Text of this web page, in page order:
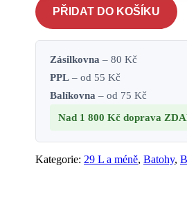
PŘIDAT DO KOŠÍKU
Zásilkovna – 80 Kč
PPL – od 55 Kč
Balíkovna – od 75 Kč
Nad 1 800 Kčdoprava
Kategorie: 29 L a méně,Batohy,